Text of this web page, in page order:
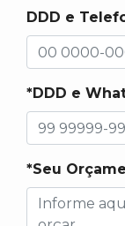
DDD e
*DDD e
*Seu